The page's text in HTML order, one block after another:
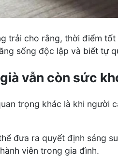
trải cho rằng, thời điểm
sống độc lập và biết tự
vẫn còn sức
trọng khác là khi người
đưa ra quyết định sáng
viên trong gia đình.